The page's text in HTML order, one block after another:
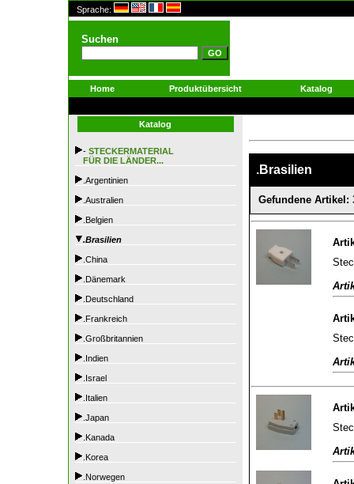
Sprache:
Suchen
Home Produktübersicht Katalog
Katalog
- STECKERMATERIAL
FÜR DIE LÄNDER...
.Argentinien
.Australien
.Belgien
.Brasilien
.China
.Dänemark
.Deutschland
.Frankreich
.Großbritannien
.Indien
.Israel
.Italien
.Japan
.Kanada
.Korea
.Norwegen
.Brasilien
Gefundene Artikel: